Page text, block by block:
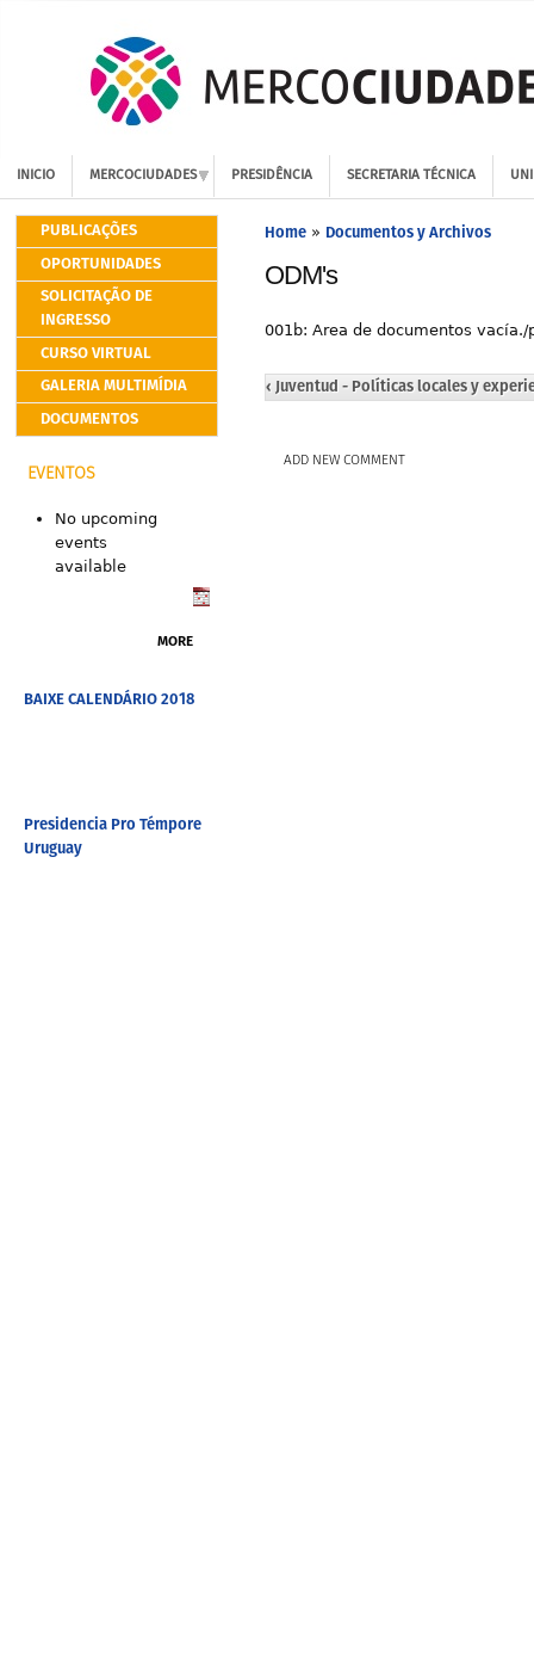
INICIO MERCOCIUDADES PRESIDÊNCIA SECRETARIA TÉCNICA
PUBLICAÇÕES
OPORTUNIDADES
SOLICITAÇÃO DE
INGRESSO
CURSO VIRTUAL
GALERIA MULTIMÍDIA
DOCUMENTOS
EVENTOS
No upcoming
events
available
MORE
BAIXE CALENDÁRIO 2018
Presidencia Pro Témpore
Uruguay
Home » Documentos y Archivos
ODM's
001b: Area de documentos vacía./
‹ Juventud - Políticas locales y
ADD NEW COMMENT